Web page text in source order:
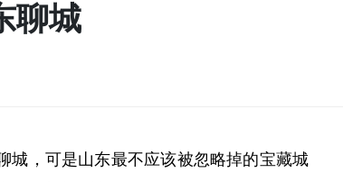
聊城
，可是山东最不应该被忽略掉的宝藏城